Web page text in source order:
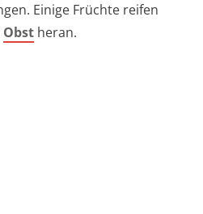
Einige Früchte reifen
Obst heran.